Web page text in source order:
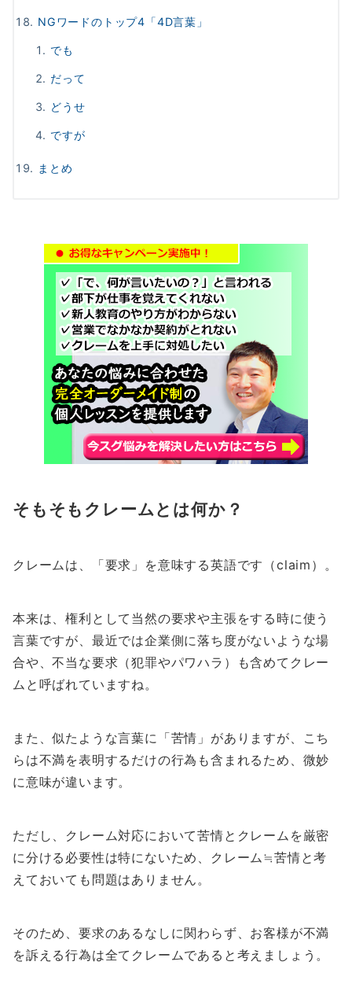
NGワードのトップ4「4D言葉」
でも
だって
どうせ
ですが
まとめ
そもそもクレームとは何か？
クレームは、「要求」を意味する英語です（claim）。
本来は、権利として当然の要求や主張をする時に使う
言葉ですが、最近では企業側に落ち度がないような場
合や、不当な要求（犯罪やパワハラ）も含めてクレー
ムと呼ばれていますね。
また、似たような言葉に「苦情」がありますが、こち
らは不満を表明するだけの行為も含まれるため、微妙
に意味が違います。
ただし、 クレーム対応において苦情とクレームを厳密
に分ける必要性は特にないため、クレーム≒苦情と考
えておいても問題はありません。
そのため、要求のあるなしに関わらず、 お客様が不満
を訴える行為は全てクレームである と考えましょう。